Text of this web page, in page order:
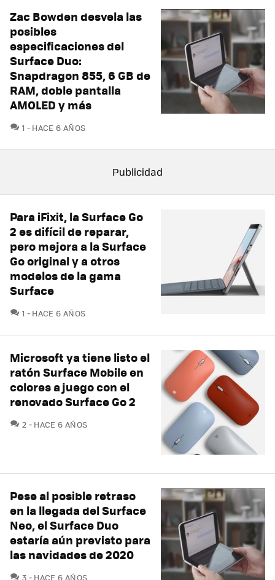
Zac Bowden desvela las
posibles
especificaciones del
Surface Duo:
Snapdragon 855, 6 GB de
RAM, doble pantalla
AMOLED y más
1 COMENTARIOS
HACE 6 AÑOS
Para iFixit, la Surface Go
2 es difícil de reparar,
pero mejora a la Surface
Go original y a otros
modelos de la gama
Surface
1 COMENTARIOS
HACE 6 AÑOS
Microsoft ya tiene listo el
ratón Surface Mobile en
colores a juego con el
renovado Surface Go 2
2 COMENTARIOS
HACE 6 AÑOS
Pese al posible retraso
en la llegada del Surface
Neo, el Surface Duo
estaría aún previsto para
las navidades de 2020
3 COMENTARIOS
HACE 6 AÑOS